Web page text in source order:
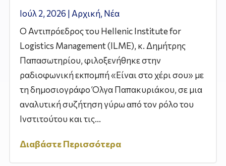
Ιούλ 2, 2026 | Αρχική, Νέα
Ο Αντιπρόεδρος του Hellenic Institute for
Logistics Management (ILME), κ. Δημήτρης
Παπασωτηρίου, φιλοξενήθηκε στην
ραδιοφωνική εκπομπή «Είναι στο χέρι σου» με
τη δημοσιογράφο Όλγα Παπακυριάκου, σε μια
αναλυτική συζήτηση γύρω από τον ρόλο του
Ινστιτούτου και τις...
Διαβάστε Περισσότερα